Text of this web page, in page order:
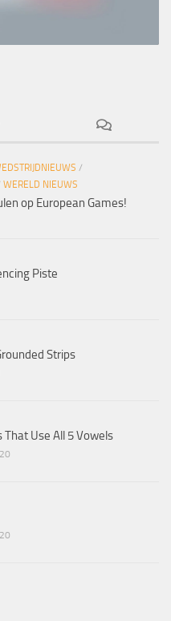
/
WERELD NIEUWS
op European Games!
Piste
Strips
Use All 5 Vowels